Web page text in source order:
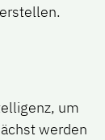
um
werden